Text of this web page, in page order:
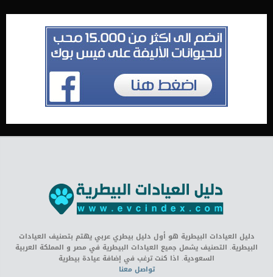
دليل العيادات البيطرية هو أول دليل بيطري عربي يهتم بتصنيف العيادات
البيطرية. التصنيف يشمل جميع العيادات البيطرية في مصر و المملكة العربية
السعودية. اذا كنت ترغب في إضافة عيادة بيطرية
تواصل معنا